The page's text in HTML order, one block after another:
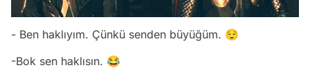
- Ben haklıyım. Çünkü senden büyüğüm. 😌
-Bok sen haklısın. 😂